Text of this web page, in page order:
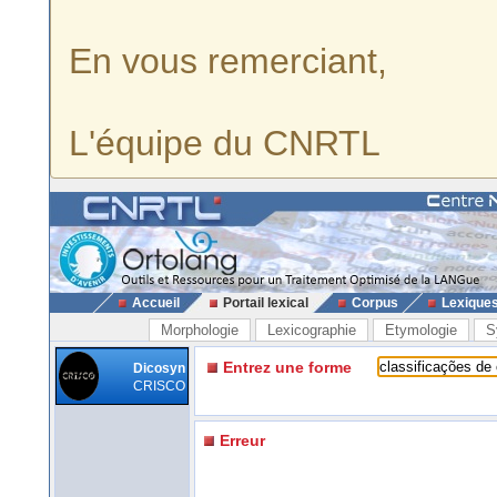
En vous remerciant,
L'équipe du CNRTL
Accueil Portail lexical Corpus
Morphologie Lexicographie Etymologie
Dicosyn
CRISCO
Entrez une forme
Erreur